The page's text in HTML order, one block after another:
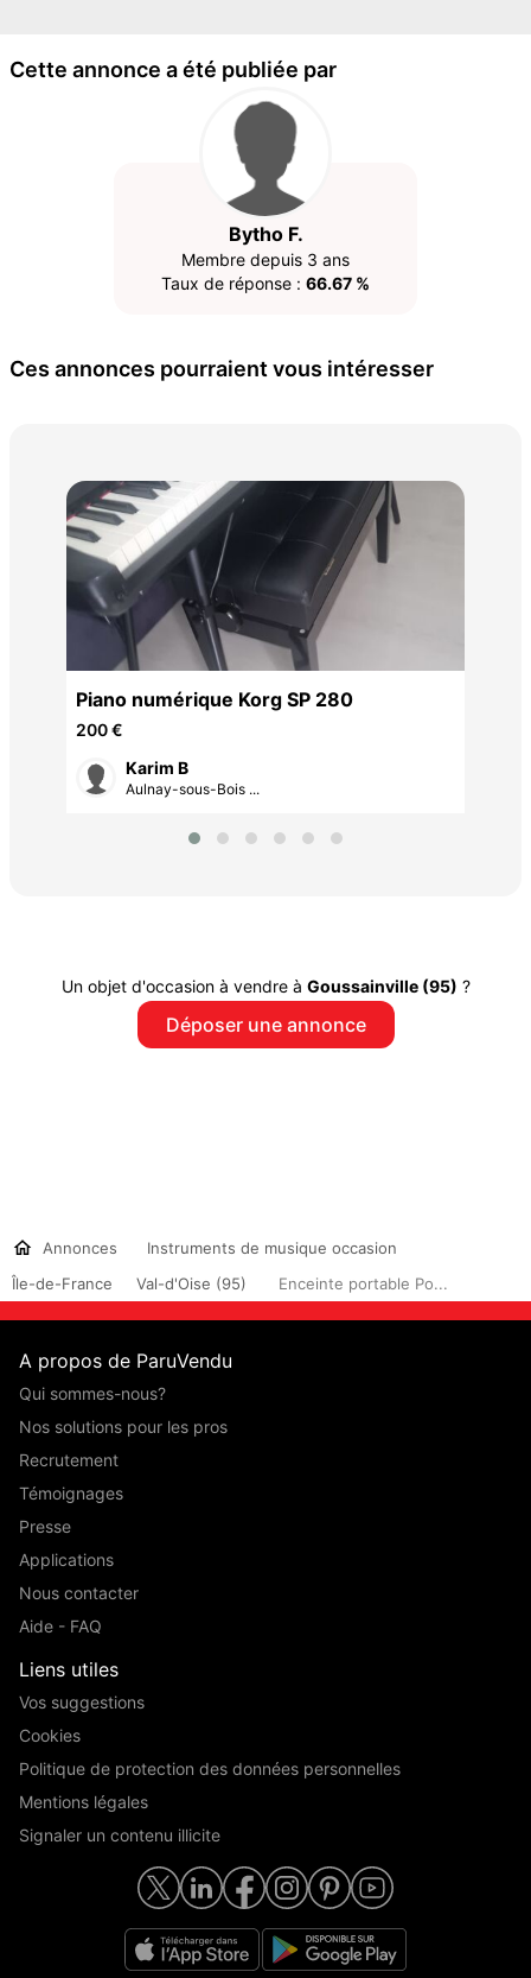
Cette annonce a été publiée par
Bytho F.
Membre depuis 3 ans
Taux de réponse : 66.67 %
Ces annonces pourraient vous intéresser
Piano numérique Korg SP 280
200 €
Karim B
Aulnay-sous-Bois ...
Un objet d'occasion à vendre à Goussainville (95) ?
Déposer une annonce
Annonces
Instruments de musique occasion
Île-de-France
Val-d'Oise (95) Enceinte portable Po...
A propos de ParuVendu
Qui sommes-nous?
Nos solutions pour les pros
Recrutement
Témoignages
Presse
Applications
Nous contacter
Aide - FAQ
Liens utiles
Vos suggestions
Cookies
Politique de protection des données personnelles
Mentions légales
Signaler un contenu illicite